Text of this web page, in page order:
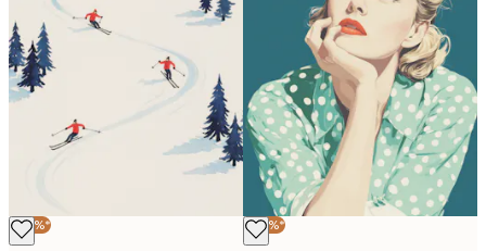
-40%* -40%*